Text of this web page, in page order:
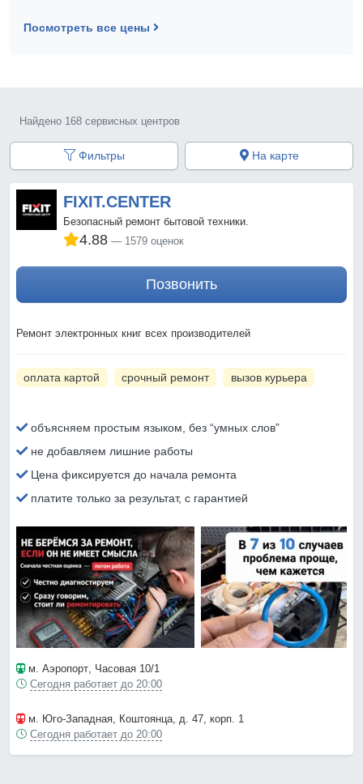
Посмотреть все цены
Найдено 168 сервисных центров
Фильтры На карте
FIXIT.CENTER
Безопасный ремонт бытовой техники.
4.88 1579 оценок
Позвонить
Ремонт электронных книг всех производителей
оплата картой срочный ремонт вызов курьера
объясняем простым языком, без “умных слов”
не добавляем лишние работы
Цена фиксируется до начала ремонта
платите только за результат, с гарантией
м. Аэропорт, Часовая 10/1
Сегодня работает до 20:00
м. Юго-Западная, Коштоянца, д. 47, корп. 1
Сегодня работает до 20:00